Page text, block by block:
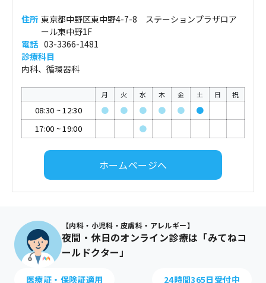
住所 東京都中野区東中野4-7-8 ステーションプラザロア
ール東中野1F
電話 03-3366-1481
診療科目
内科、循環器科
月 火 水 木 金 土 日 祝
08:30 ~12:30 ● ● ● ● ●
●
17:00 ~19:00 ●
ホームページへ
【内科・小児科・皮膚科・アレルギー】
夜間・休日のオンライン診療は「みてねコ
ールドクター」
医療証・保険証適用 24時間365日受付中